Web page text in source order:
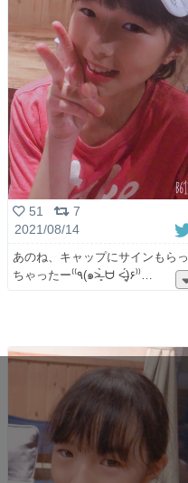
51
7
2021/08/14
あのね、キャップにサインもらっ
ちゃったー⁽⁽٩(๑˃̶͈̀ ᗨ ˂̶͈́)۶⁾⁾